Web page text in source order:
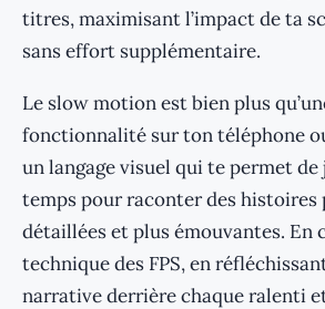
titres, maximisant l’impact de ta
sans effort supplémentaire.
Le slow motion est bien plus
fonctionnalité sur ton téléphone
un langage visuel qui te permet de
temps pour raconter des histoires
détaillées et plus émouvantes. En
technique des FPS, en
narrative derrière chaque ralenti